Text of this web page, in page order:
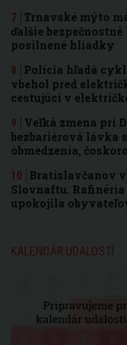
Trnavské mýto
ďalšie
posilnené hliadky
Polícia hľadá
vbehol pred
cestujúci v
Veľká zmena pri
bezbariérová lávka
obmedzenia,
Bratislavčanov
Slovnaftu.
upokojila
KALENDÁR UDALOSTÍ